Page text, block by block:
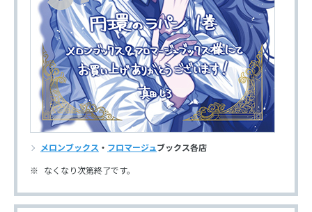
メロンブックス ・ フロマージュブックス各店
なくなり次第終了です。